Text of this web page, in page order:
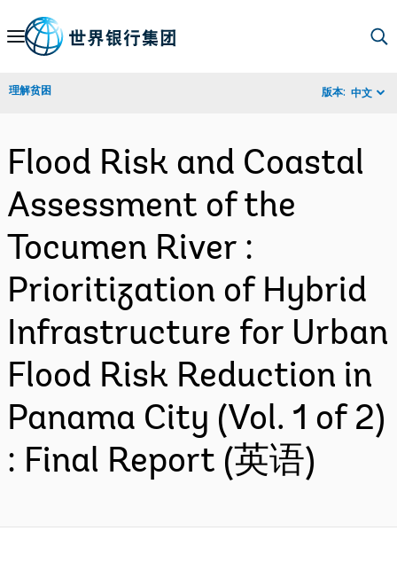
Skip
Navigation
理解贫困 版本: 中文
Flood Risk and Coastal
Assessment of the
Tocumen River :
Prioritization of Hybrid
Infrastructure for Urban
Flood Risk Reduction in
Panama City (Vol. 1 of 2)
: Final Report (英语)